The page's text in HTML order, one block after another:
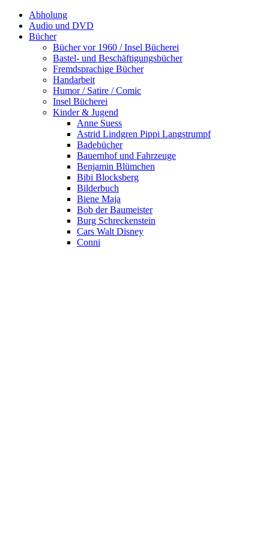
Abholung
Audio und DVD
Bücher
Bücher vor 1960 / Insel Bücherei
Bastel- und Beschäftigungsbücher
Fremdsprachige Bücher
Handarbeit
Humor / Satire / Comic
Insel Bücherei
Kinder & Jugend
Anne Suess
Astrid Lindgren Pippi Langstrumpf
Badebücher
Bauernhof und Fahrzeuge
Benjamin Blümchen
Bibi Blocksberg
Bilderbuch
Biene Maja
Bob der Baumeister
Burg Schreckenstein
Cars Walt Disney
Conni